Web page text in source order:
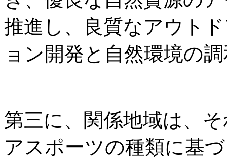
推進し、良質なアウト
ョン開発と自然環境の
第三に、関係地域は、
アスポーツの種類に基